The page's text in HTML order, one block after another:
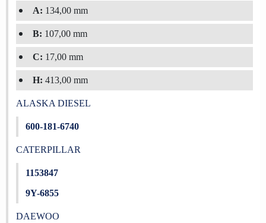
A: 134,00 mm
B: 107,00 mm
C: 17,00 mm
H: 413,00 mm
ALASKA DIESEL
600-181-6740
CATERPILLAR
1153847
9Y-6855
DAEWOO